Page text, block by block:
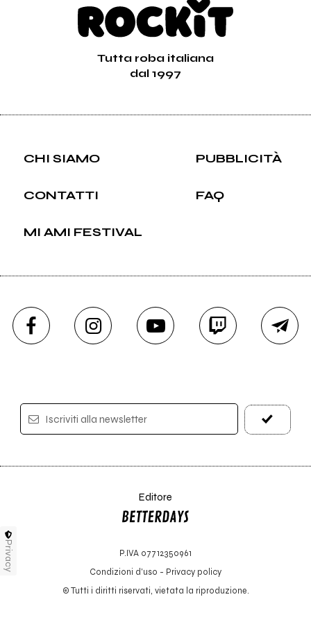
Tutta roba italiana
dal 1997
CHI SIAMO PUBBLICITÀ
CONTATTI FAQ
MI AMI FESTIVAL
Iscriviti alla newsletter
Editore
P.IVA 07712350961
Condizioni d'uso - Privacy policy
© Tutti i diritti riservati, vietata la riproduzione.
Privacy